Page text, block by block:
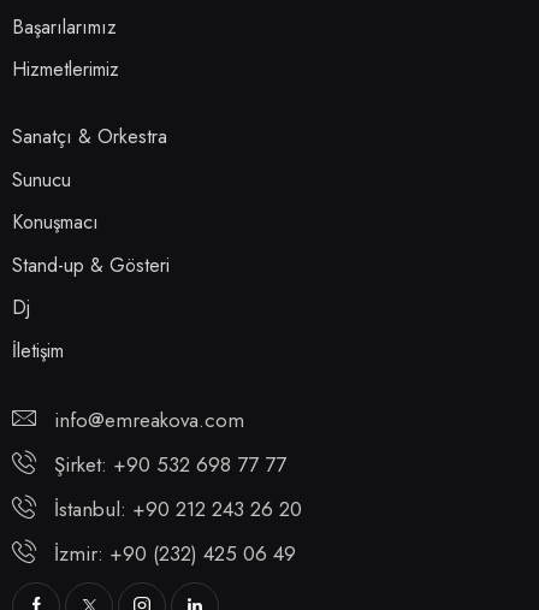
Başarılarımız
Hizmetlerimiz
Sanatçı & Orkestra
Sunucu
Konuşmacı
Stand-up & Gösteri
Dj
İletişim
info@emreakova.com
Şirket: +90 532 698 77 77
İstanbul: +90 212 243 26 20
İzmir: +90 (232) 425 06 49